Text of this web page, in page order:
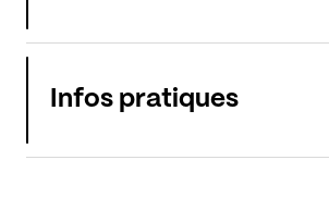
Infos pratiques